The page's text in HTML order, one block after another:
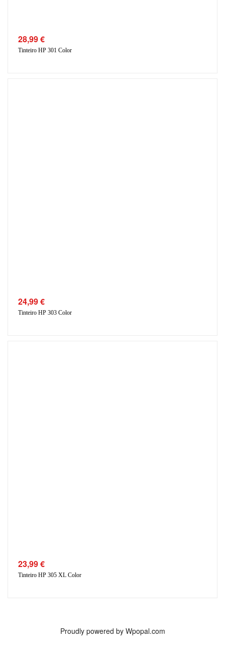
28,99€
Tinteiro HP 301 Color
24,99€
Tinteiro HP 303 Color
23,99€
Tinteiro HP 305 XL Color
Proudly powered by Wpopal.com